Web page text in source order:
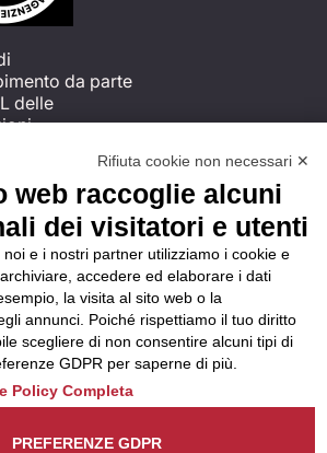
da parte
delle
presentare un
di
utilizzando
modalità
al seguente
web
reclami/.
Rifiuta cookie non necessari ✕
web raccoglie alcuni
dei visitatori e utenti
e i nostri partner utilizziamo i cookie e
accedere ed elaborare i dati
la visita al sito web o la
annunci. Poiché rispettiamo il tuo diritto
scegliere di non consentire alcuni tipi di
GDPR per saperne di più.
Policy Completa
PREFERENZE GDPR